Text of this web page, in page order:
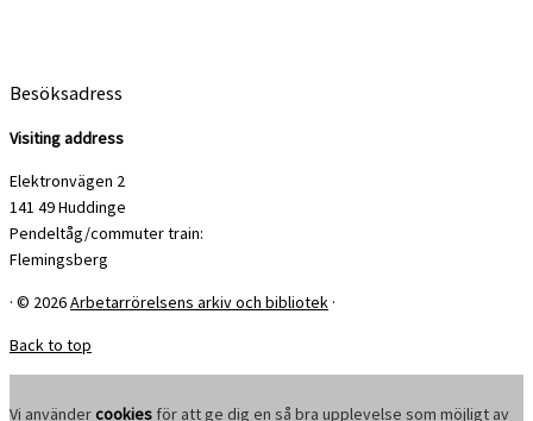
Besöksadress
Visiting address
Elektronvägen 2
141 49 Huddinge
Pendeltåg/commuter train:
Flemingsberg
· © 2026Arbetarrörelsens arkiv och bibliotek ·
Back to top
Vi användercookies för att ge dig en så bra upplevelse som möjligt av